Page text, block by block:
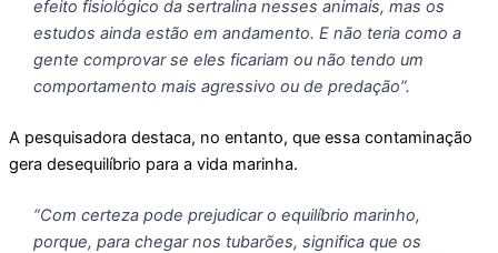
efeito fisiológico da sertralina nesses animais, mas os
estudos ainda estão em andamento. E não teria como a
gente comprovar se eles ficariam ou não tendo um
comportamento mais agressivo ou de predação”.
A pesquisadora destaca, no entanto, que essa contaminação
gera desequilíbrio para a vida marinha.
“Com certeza pode prejudicar o equilíbrio marinho,
porque, para chegar nos tubarões, significa que os